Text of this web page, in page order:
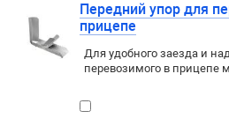
Передний упор для
прицепе
Для удобного заезда и
перевозимого в прицепе